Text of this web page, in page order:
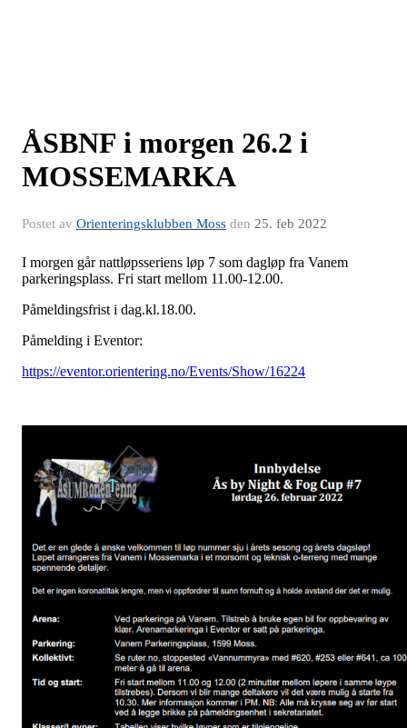
ÅSBNF i morgen 26.2 i
MOSSEMARKA
Postet av Orienteringsklubben Moss den 25. feb 2022
I morgen går nattløpsseriens løp 7 som dagløp fra Vanem
parkeringsplass. Fri start mellom 11.00-12.00.
Påmeldingsfrist i dag.kl.18.00.
Påmelding i Eventor:
https://eventor.orientering.no/Events/Show/16224